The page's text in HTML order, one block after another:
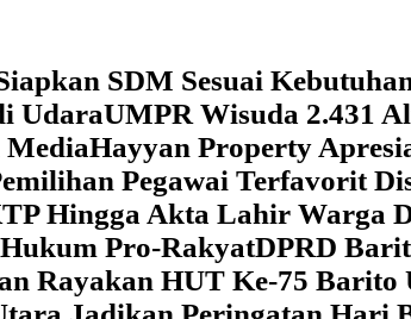
SDM Sesuai
UdaraUMPR Wisuda 2.431
MediaHayyan Property
Pegawai Terfavorit
Hingga Akta Lahir Warga
Pro-RakyatDPRD
Rayakan HUT Ke-75 Barito